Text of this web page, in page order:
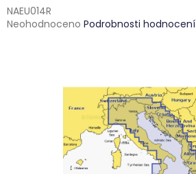
NAEU014R
Průměrné
Neohodnoceno Podrobnosti hodnocení